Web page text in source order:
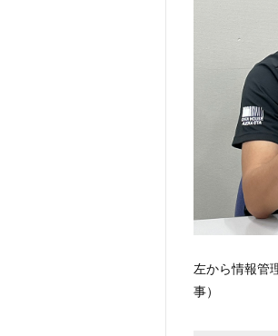
左から情報
事）